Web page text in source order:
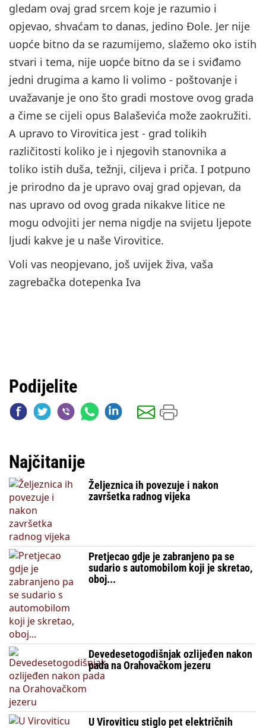
gledam ovaj grad srcem koje je razumio i
opjevao, shvaćam to danas, jedino Đole. Jer nije
uopće bitno da se razumijemo, slažemo oko istih
stvari i tema, nije uopće bitno da se i sviđamo
jedni drugima a kamo li volimo - poštovanje i
uvažavanje je ono što gradi mostove ovog grada
a čime se cijeli opus Balaševića može zaokružiti.
A upravo to Virovitica jest - grad tolikih
različitosti koliko je i njegovih stanovnika a
toliko istih duša, težnji, ciljeva i priča. I potpuno
je prirodno da je upravo ovaj grad opjevan, da
nas upravo od ovog grada nikakve litice ne
mogu odvojiti jer nema nigdje na svijetu ljepote
ljudi kakve je u naše Virovitice.
Voli vas neopjevano, još uvijek živa, vaša
zagrebačka dotepenka Iva
Podijelite
Najčitanije
Željeznica ih povezuje i nakon
završetka radnog vijeka
Pretjecao gdje je zabranjeno pa se
sudario s automobilom koji je skretao,
oboj...
Devedesetogodišnjak ozlijeđen nakon
pada na Orahovačkom jezeru
U Viroviticu stiglo pet električnih